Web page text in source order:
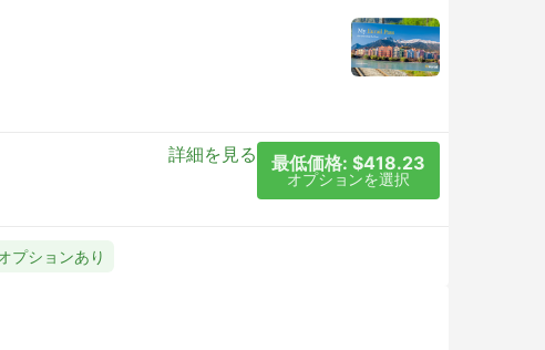
詳細を見る 最低価格: $418.23
オプションを選択
プションあり